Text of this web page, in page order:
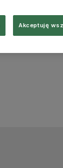
Akceptuję